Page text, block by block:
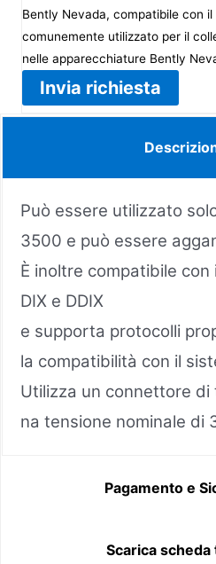
Bently Nevada, compatibile con
comunemente utilizzato per il
nelle apparecchiature Bently
Invia richiesta
Può essere utilizzato
3500 e può essere
È inoltre compatibile
DIX e DDIX
e supporta protocolli
la compatibilità con il
Utilizza un connettore di
na tensione nominale di
Pagamento e
Scarica scheda